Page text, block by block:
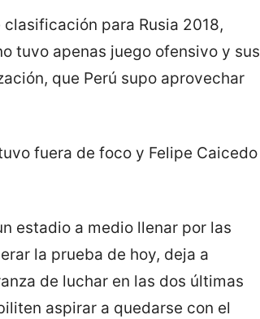
para Rusia 2018,
tuvo apenas juego ofensivo y sus
que Perú supo aprovechar
fuera de foco y Felipe Caicedo
estadio a medio llenar por las
la prueba de hoy, deja a
de luchar en las dos últimas
aspirar a quedarse con el